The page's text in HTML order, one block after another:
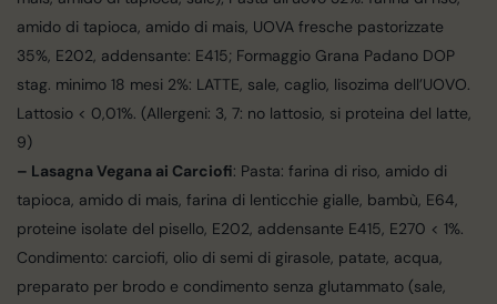
amido di tapioca, amido di mais, UOVA fresche pastorizzate
35%, E202, addensante: E415; Formaggio Grana Padano DOP
stag. minimo 18 mesi 2%: LATTE, sale, caglio, lisozima dell’UOVO.
Lattosio < 0,01%. (Allergeni: 3, 7: no lattosio, si proteina del latte,
9)
– Lasagna Vegana ai Carciofi: Pasta: farina di riso, amido di
tapioca, amido di mais, farina di lenticchie gialle, bambù, E64,
proteine isolate del pisello, E202, addensante E415, E270 < 1%.
Condimento: carciofi, olio di semi di girasole, patate, acqua,
preparato per brodo e condimento senza glutammato (sale,